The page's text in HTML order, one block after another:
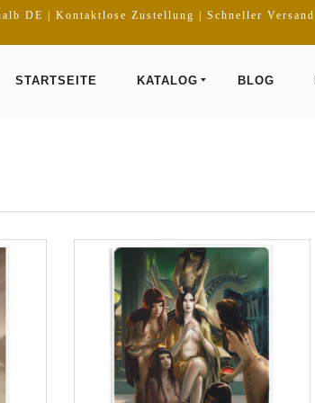
DE | Kontaktlose Zustellung | Schneller Versand
STARTSEITE
KATALOG BLOG